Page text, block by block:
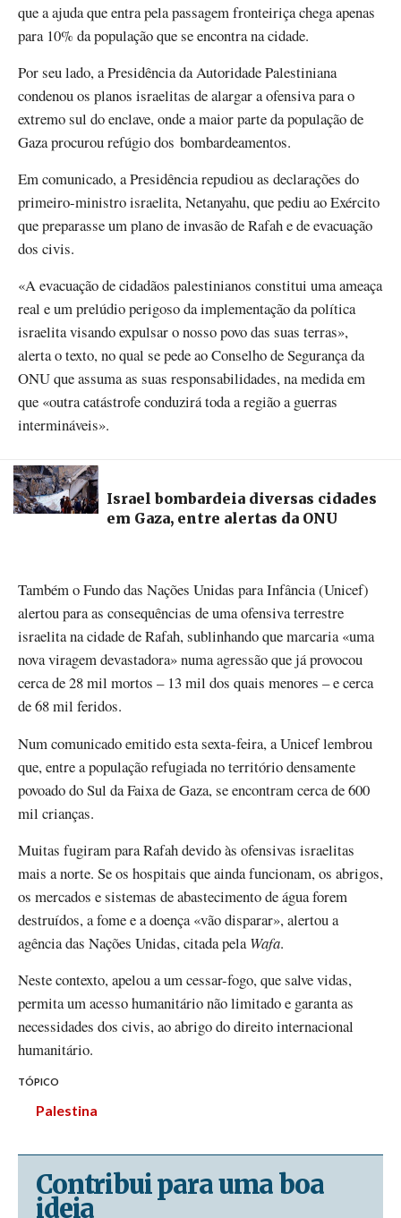
que a ajuda que entra pela passagem fronteiriça chega apenas
para 10% da população que se encontra na cidade.
Por seu lado, a Presidência da Autoridade Palestiniana
condenou os planos israelitas de alargar a ofensiva para o
extremo sul do enclave, onde a maior parte da população de
Gaza procurou refúgio dos bombardeamentos.
Em comunicado, a Presidência repudiou as declarações do
primeiro-ministro israelita, Netanyahu, que pediu ao Exército
que preparasse um plano de invasão de Rafah e de evacuação
dos civis.
«A evacuação de cidadãos palestinianos constitui uma ameaça
real e um prelúdio perigoso da implementação da política
israelita visando expulsar o nosso povo das suas terras»,
alerta o texto, no qual se pede ao Conselho de Segurança da
ONU que assuma as suas responsabilidades, na medida em
que «outra catástrofe conduzirá toda a região a guerras
intermináveis».
Israel bombardeia diversas cidades
em Gaza, entre alertas da ONU
Também o Fundo das Nações Unidas para Infância (Unicef)
alertou para as consequências de uma ofensiva terrestre
israelita na cidade de Rafah, sublinhando que marcaria «uma
nova viragem devastadora» numa agressão que já provocou
cerca de 28 mil mortos – 13 mil dos quais menores – e cerca
de 68 mil feridos.
Num comunicado emitido esta sexta-feira, a Unicef lembrou
que, entre a população refugiada no território densamente
povoado do Sul da Faixa de Gaza, se encontram cerca de 600
mil crianças.
Muitas fugiram para Rafah devido às ofensivas israelitas
mais a norte. Se os hospitais que ainda funcionam, os abrigos,
os mercados e sistemas de abastecimento de água forem
destruídos, a fome e a doença «vão disparar», alertou a
agência das Nações Unidas, citada pelaWafa.
Neste contexto, apelou a um cessar-fogo, que salve vidas,
permita um acesso humanitário não limitado e garanta as
necessidades dos civis, ao abrigo do direito internacional
humanitário.
TÓPICO
Palestina
Contribui para uma boa
ideia